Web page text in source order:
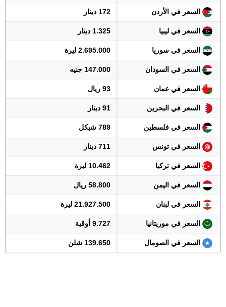
السعر في الأردن 172 دينار
السعر في ليبيا 1.325 دينار
السعر في سوريا 2.695.000 ليرة
السعر في السودان 147.000 جنيه
السعر في عمان 93 ريال
السعر في البحرين 91 دينار
السعر في فلسطين 789 شيكل
السعر في تونس 711 دينار
السعر في تركيا 10.462 ليرة
السعر في اليمن 58.800 ريال
السعر في لبنان 21.927.500 ليرة
السعر في موريتانيا 9.727 أوقية
السعر في الصومال 139.650 شلن